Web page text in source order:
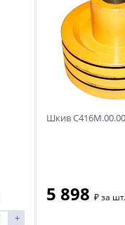
Шкив
5 898 ₽за
+